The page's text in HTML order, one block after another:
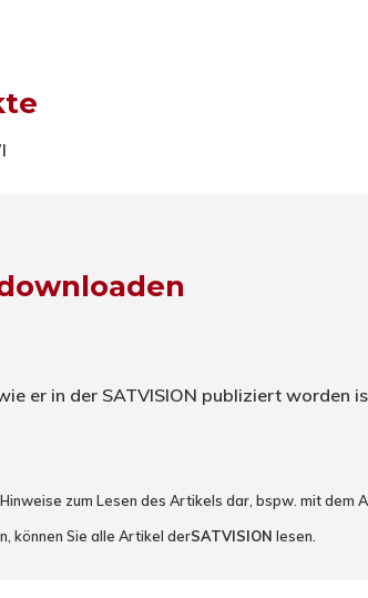
er in der SATVISION publiziert worden
zum Lesen des Artikels dar, bspw. mit dem
können Sie alle Artikel derSATVISION lesen.